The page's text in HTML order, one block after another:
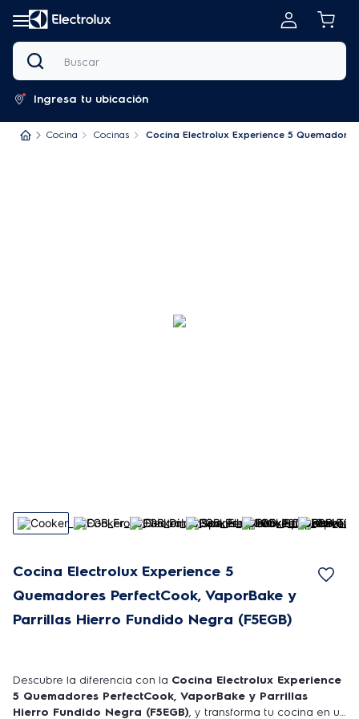
Buscar
Ingresa tu ubicación
Cocina Cocinas Cocina Electrolux Experience 5
Cocina Electrolux Experience 5
Quemadores PerfectCook, VaporBake y
Parrillas Hierro Fundido Negra (F5EGB)
Descubre la diferencia con la Cocina Electrolux Experience
5 Quemadores PerfectCook, VaporBake y Parrillas
Hierro Fundido Negra (F5EGB), y transforma tu cocina en un